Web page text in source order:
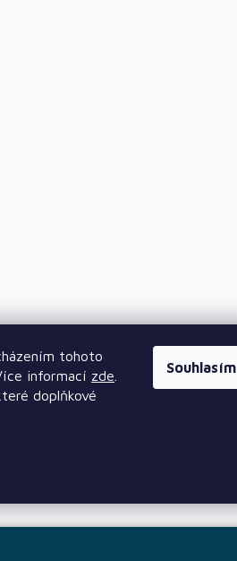
tohoto
informací zde
doplňkové
Souhlasím